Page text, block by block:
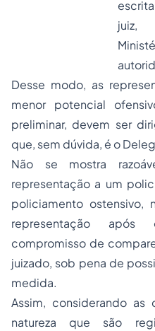
juiz,
Desse modo, as
menor potencial
preliminar, devem ser
que, sem dúvida, é o
Não se mostra
representação a um
policiamento ostensivo,
representação após
compromisso de
juizado, sob pena de
medida.
Assim, considerando as
natureza que são